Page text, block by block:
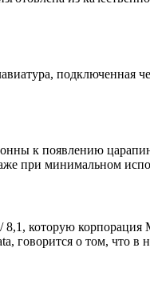
подключенная
к появлению
при минимальном
которую корпорация
говорится о том, что